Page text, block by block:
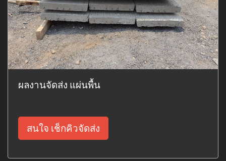
ผลงานจัดส่ง แผ่นพื้น
สนใจ เช็กคิวจัดส่ง